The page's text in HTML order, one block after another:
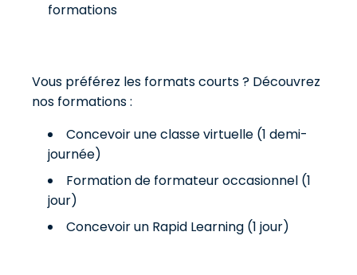
formations
Vous préférez les formats courts ? Découvrez
nos formations :
Concevoir une classe virtuelle (1 demi-
journée)
Formation de formateur occasionnel (1
jour)
Concevoir un Rapid Learning (1 jour)